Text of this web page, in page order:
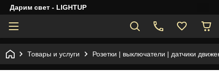
Дарим свет - LIGHTUP
Товары и услуги Розетки | выключатели | датчики